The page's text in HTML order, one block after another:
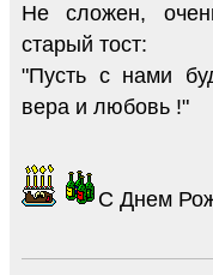
Не сложен,
старый тост:
"Пусть с нами
вера и любовь !"
С Днем